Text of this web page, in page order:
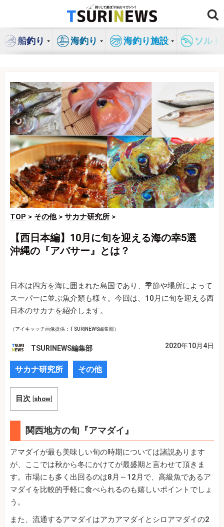
ン
船釣り 海釣り 海釣り施設 ソル
TOP > その他> サカナ研究所 >
【西日本編】10月に旬を迎える海の幸5選
沖縄の『アバサー』とは？
日本は四方を海に囲まれた島国であり、季節や場所によって
スーパーに並ぶ魚介類も様々。今回は、10月に旬を迎える西
日本のサカナを紹介します。
（アイキャッチ画像提供：TSURINEWS編集部）
TSURINEWS編集部 2020年10月4日
サカナ研究所 その他
目次 [show]
関西地方の旬『アマダイ』
アマダイが最も美味しい旬の時期については諸説あります
が、ここでは秋から冬にかけてが最盛期と言わせて頂きま
す。市場にも多く出回るのは8月～12月で、高級魚であるア
マダイを比較的手軽に食べられるのも嬉しいポイントでしょ
う。
また、流通するアマダイはアカアマダイとシロアマダイの2